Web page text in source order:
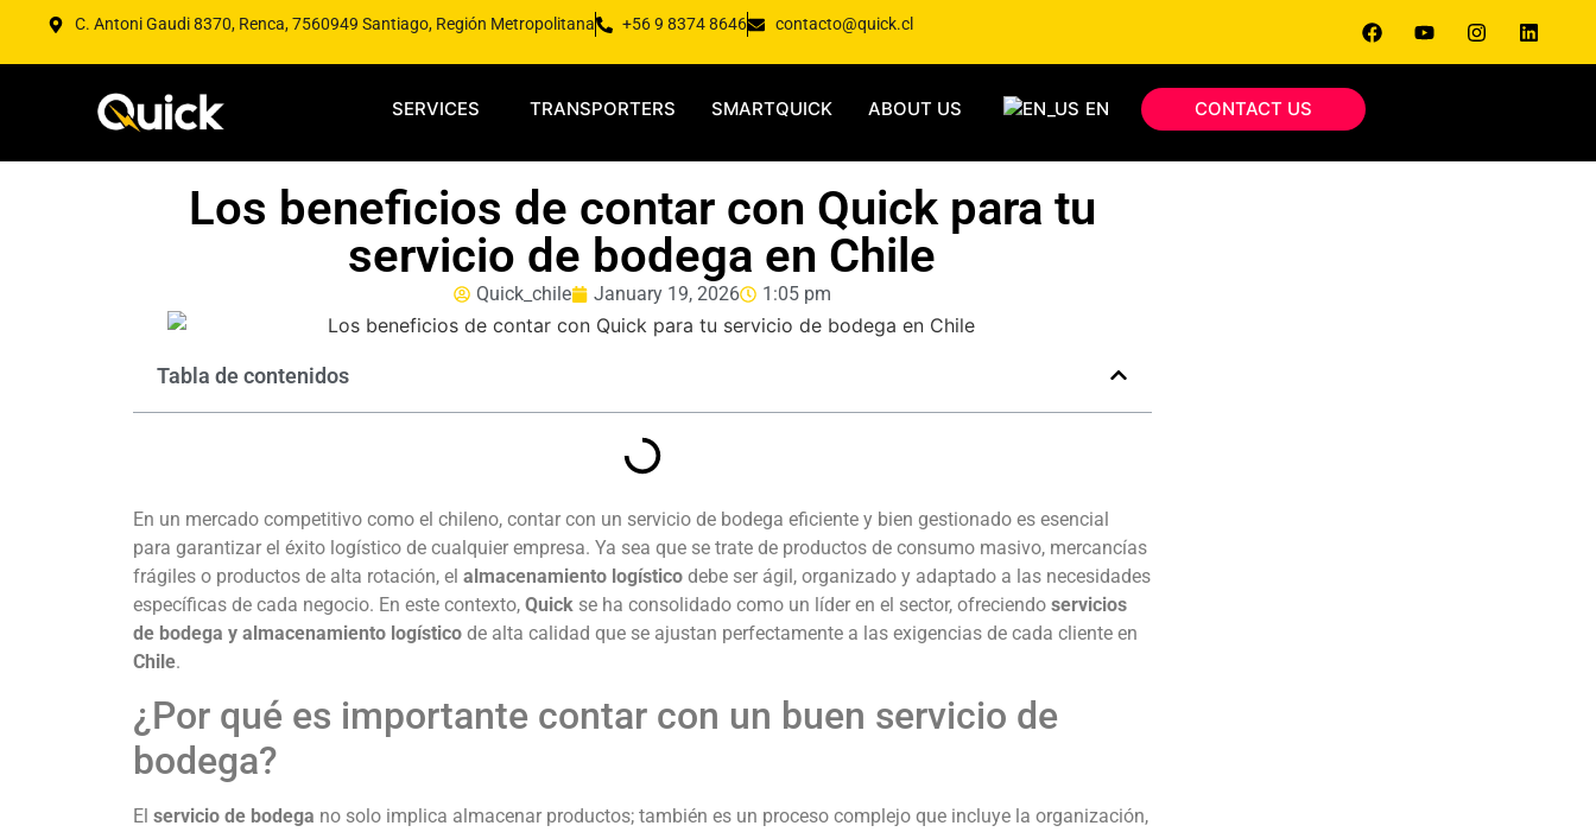
C. Antoni Gaudi 8370, Renca, 7560949 Santiago, Región Metropolitana +56 9 8374 8646 contacto@quick.cl
SERVICES TRANSPORTERS SMARTQUICK ABOUT US EN CONTACT US
Los beneficios de contar con Quick para tu
servicio de bodega en Chile
Quick_chile January 19, 2026 1:05 pm
Tabla de contenidos
En un mercado competitivo como el chileno, contar con un servicio de bodega eficiente y bien gestionado es esencial
para garantizar el éxito logístico de cualquier empresa. Ya sea que se trate de productos de consumo masivo, mercancías
frágiles o productos de alta rotación, el almacenamiento logístico debe ser ágil, organizado y adaptado a las necesidades
específicas de cada negocio. En este contexto, Quick se ha consolidado como un líder en el sector, ofreciendo servicios
de bodega y almacenamiento logístico de alta calidad que se ajustan perfectamente a las exigencias de cada cliente en
Chile.
¿Por qué es importante contar con un buen servicio de
bodega?
El servicio de bodega no solo implica almacenar productos; también es un proceso complejo que incluye la organización,